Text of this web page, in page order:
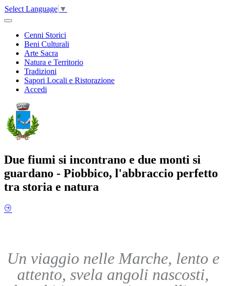
Select Language ▼
Cenni Storici
Beni Culturali
Arte Sacra
Natura e Territorio
Tradizioni
Sapori Locali e Ristorazione
Accedi
Due fiumi si incontrano e due monti si
guardano - Piobbico, l'abbraccio perfetto
tra storia e natura
Un viaggio nelle Marche, lento e
attento, svela angoli nascosti,